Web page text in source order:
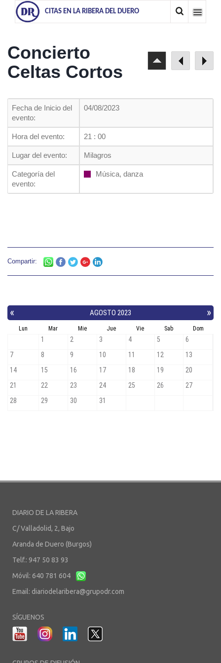
CITAS EN LA RIBERA DEL DUERO
Concierto
Celtas Cortos
Fecha de Inicio del
evento:
04/08/2023
Hora del evento: 21 : 00
Lugar del evento: Milagros
Categoría del
evento:
Música, danza
Compartir:
DIARIO DE LA RIBERA
C/ Valladolid, 2, Bajo
Aranda de Duero (Burgos)
Telf.: 947 50 83 93
Móvil: 640 781 604
Email: diariodelaribera@grupodr.com
SÍGUENOS